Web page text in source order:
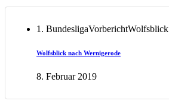
1. BundesligaVorberichtWolfsblick
Wolfsblick nach Wernigerode
8. Februar 2019